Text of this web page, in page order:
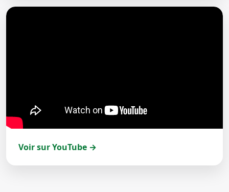
Voir sur YouTube →